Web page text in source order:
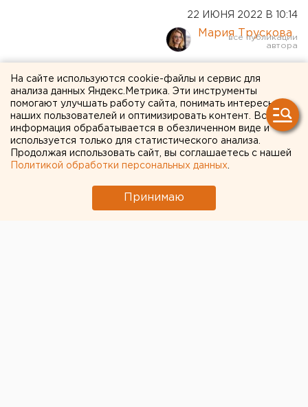
22 ИЮНЯ 2022 В 10:14
Мария Трускова
«Святогор» обновил
флюорографический
кабинет в Красноуральской
горбольнице
На сайте используются cookie-файлы и сервис для
анализа данных Яндекс.Метрика. Эти инструменты
помогают улучшать работу сайта, понимать интересы
наших пользователей и оптимизировать контент. Вся
информация обрабатывается в обезличенном виде и
используется только для статистического анализа.
Продолжая использовать сайт, вы соглашаетесь с нашей
Политикой обработки персональных данных
Принимаю